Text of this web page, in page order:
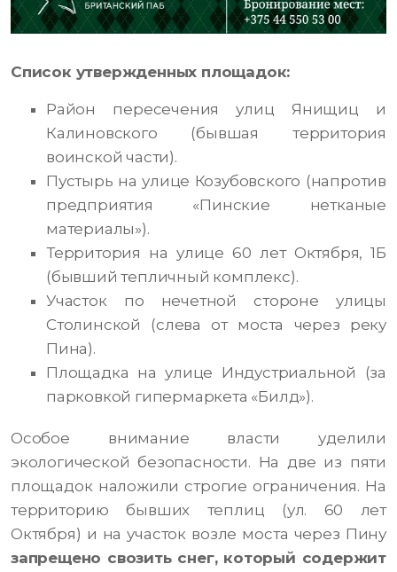
Список утвержденных площадок:
Район пересечения улиц Янищиц и
Калиновского (бывшая территория
воинской части).
Пустырь на улице Козубовского (напротив
предприятия «Пинские нетканые
материалы»).
Территория на улице 60 лет Октября, 1Б
(бывший тепличный комплекс).
Участок по нечетной стороне улицы
Столинской (слева от моста через реку
Пина).
Площадка на улице Индустриальной (за
парковкой гипермаркета «Билд»).
Особое внимание власти уделили
экологической безопасности. На две из пяти
площадок наложили строгие ограничения. На
территорию бывших теплиц (ул. 60 лет
Октября) и на участок возле моста через Пину
запрещено свозить снег, который содержит